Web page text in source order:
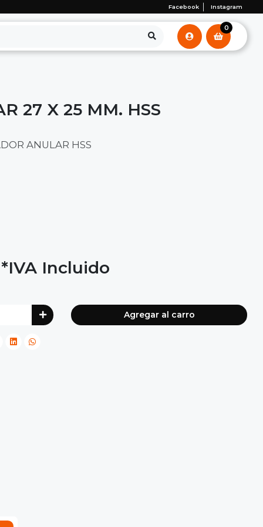
Facebook Instagram
0
27 X 25 MM. HSS
ANULAR HSS
Incluido
Agregar al carro